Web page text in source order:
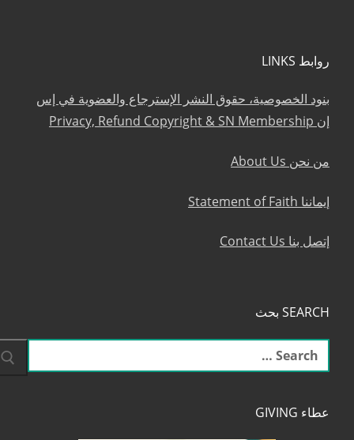
روابط LINKS
بنود الخصوصية، حقوق النشر الإسترجاع والعضوية في إس
إن Privacy, Refund Copyright & SN Membership
من نحن About Us
إيماننا Statement of Faith
إتصل بنا Contact Us
SEARCH بحث
البحث
عن:
عطاء GIVING